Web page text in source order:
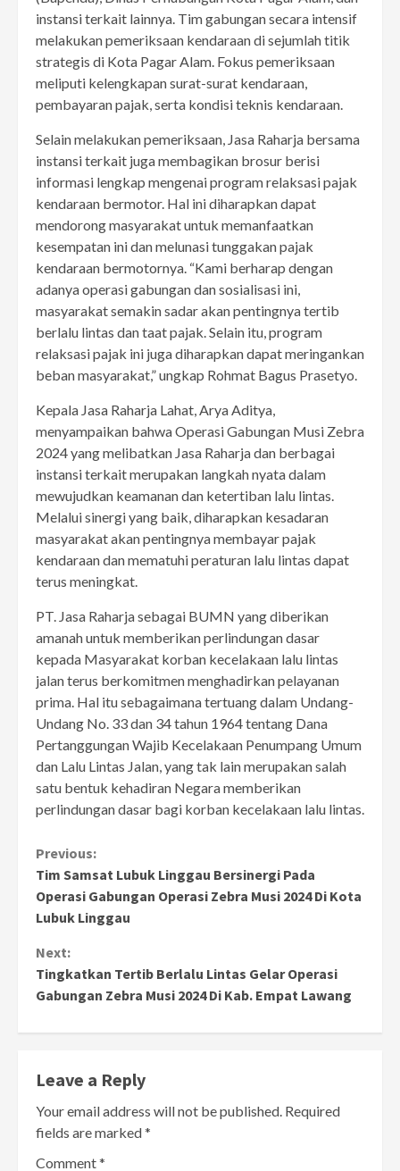
instansi terkait lainnya. Tim gabungan secara intensif
melakukan pemeriksaan kendaraan di sejumlah titik
strategis di Kota Pagar Alam. Fokus pemeriksaan
meliputi kelengkapan surat-surat kendaraan,
pembayaran pajak, serta kondisi teknis kendaraan.
Selain melakukan pemeriksaan, Jasa Raharja bersama
instansi terkait juga membagikan brosur berisi
informasi lengkap mengenai program relaksasi pajak
kendaraan bermotor. Hal ini diharapkan dapat
mendorong masyarakat untuk memanfaatkan
kesempatan ini dan melunasi tunggakan pajak
kendaraan bermotornya. “Kami berharap dengan
adanya operasi gabungan dan sosialisasi ini,
masyarakat semakin sadar akan pentingnya tertib
berlalu lintas dan taat pajak. Selain itu, program
relaksasi pajak ini juga diharapkan dapat meringankan
beban masyarakat,” ungkap Rohmat Bagus Prasetyo.
Kepala Jasa Raharja Lahat, Arya Aditya,
menyampaikan bahwa Operasi Gabungan Musi Zebra
2024 yang melibatkan Jasa Raharja dan berbagai
instansi terkait merupakan langkah nyata dalam
mewujudkan keamanan dan ketertiban lalu lintas.
Melalui sinergi yang baik, diharapkan kesadaran
masyarakat akan pentingnya membayar pajak
kendaraan dan mematuhi peraturan lalu lintas dapat
terus meningkat.
PT. Jasa Raharja sebagai BUMN yang diberikan
amanah untuk memberikan perlindungan dasar
kepada Masyarakat korban kecelakaan lalu lintas
jalan terus berkomitmen menghadirkan pelayanan
prima. Hal itu sebagaimana tertuang dalam Undang-
Undang No. 33 dan 34 tahun 1964 tentang Dana
Pertanggungan Wajib Kecelakaan Penumpang Umum
dan Lalu Lintas Jalan, yang tak lain merupakan salah
satu bentuk kehadiran Negara memberikan
perlindungan dasar bagi korban kecelakaan lalu lintas.
Continue
Reading
Previous:
Tim Samsat Lubuk Linggau Bersinergi Pada
Operasi Gabungan Operasi Zebra Musi 2024 Di Kota
Lubuk Linggau
Next:
Tingkatkan Tertib Berlalu Lintas Gelar Operasi
Gabungan Zebra Musi 2024 Di Kab. Empat Lawang
Leave a Reply
Your email address will not be published. Required
fields are marked*
Comment*